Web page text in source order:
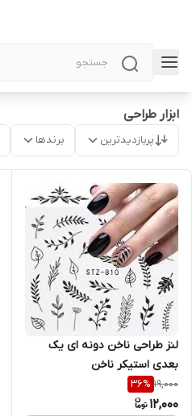
ابزار طراحی
پربازدیدترین برندها
لنز طراحی ناخن دونه ای یک
بعدی استیکر ناخن
19,000
36%
12,000